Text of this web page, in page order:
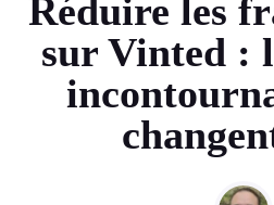
Réduire les
sur Vinted :